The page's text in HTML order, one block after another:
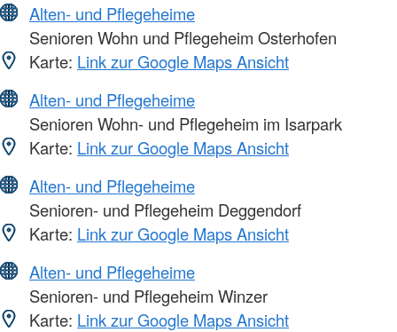
Alten- und Pflegeheime
Senioren Wohn und Pflegeheim Osterhofen
Karte: Link zur Google Maps Ansicht
Alten- und Pflegeheime
Senioren Wohn- und Pflegeheim im Isarpark
Karte: Link zur Google Maps Ansicht
Alten- und Pflegeheime
Senioren- und Pflegeheim Deggendorf
Karte: Link zur Google Maps Ansicht
Alten- und Pflegeheime
Senioren- und Pflegeheim Winzer
Karte: Link zur Google Maps Ansicht